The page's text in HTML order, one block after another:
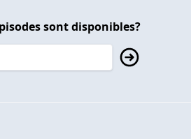
sont disponibles?